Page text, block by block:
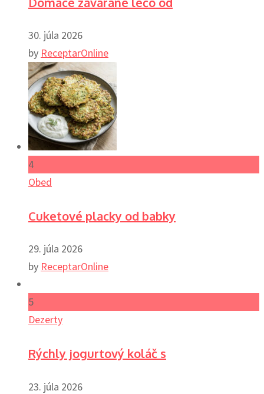
30. júla 2026
by ReceptarOnline
4
Obed
Cuketové placky od babky
29. júla 2026
by ReceptarOnline
5
Dezerty
Rýchly jogurtový koláč s
23. júla 2026